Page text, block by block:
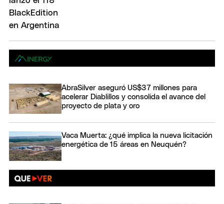
AbraSilver aseguró US$37 millones para
acelerar Diablillos y consolida el avance del
proyecto de plata y oro
Vaca Muerta: ¿qué implica la nueva licitación
energética de 15 áreas en Neuquén?